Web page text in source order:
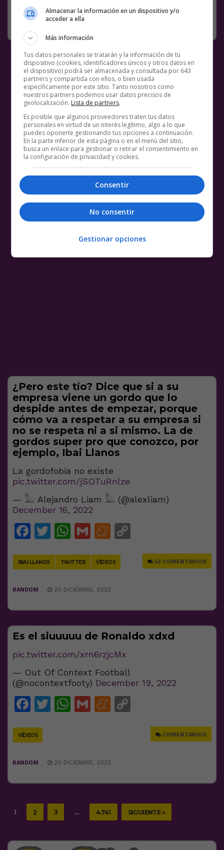
RANDOM 20 DICIEMBRE, 2022
¿Pero este tío? Dice que si a su
empresa viene un gordo que lo
despide antes de empezar, porque
cómo va a respetar a su empresa si
no se respeta ni a si mismo. La de
gordos super pro que conozco, por
ejemplo, Ibai Llanos
La gordofobia no existe
pic.twitter.com/jSOTuRnlze
— 𓅓 Alejandro Liam 𓅓 (@alexliam)
December 16, 2022
Facebook
Twitter
WhatsApp
GmailMeneame
IBAI LLANOS TWITTER VÍDEOS 52 COMENTARIOS
RANDOM 20 DICIEMBRE, 2022
Es el siuuuuu de Ronaldo xdxd
pic.twitter.com/xrn6rzjcMx
— Out Of Context Football
(@nocontextfooty) December 19, 2022
Facebook
Twitter
WhatsApp
GmailMeneame
VÍDEOS COMENTARIOS
RANDOM 20 DICIEMBRE, 2022
1 2 3 … 4.741 SIGUIENTE »
Almacenar la información en un dispositivo y/o
acceder a ella
Más información
Tus datos personales se tratarán y la información de tu
dispositivo (cookies, identificadores únicos y otros datos en
el dispositivo) podrá ser almacenada y consultada por 643
partners y compartida con ellos, o bien usada
específicamente por este sitio. Tanto nosotros como
nuestros partners podemos usar datos precisos de
geolocalización. Lista de partners.
Es posible que algunos proveedores traten tus datos
personales en virtud de un interés legítimo, algo a lo que
puedes oponerte gestionando tus opciones a continuación.
En la parte inferior de esta página o en el menú del sitio,
busca un enlace para gestionar o retirar el consentimiento en
la configuración de privacidad y cookies.
Consentir
No consentir
Gestionar opciones